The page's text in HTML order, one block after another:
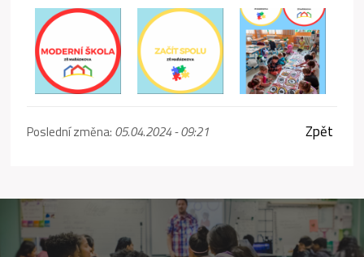
Poslední změna: 05.04.2024 - 09:21 Zpět